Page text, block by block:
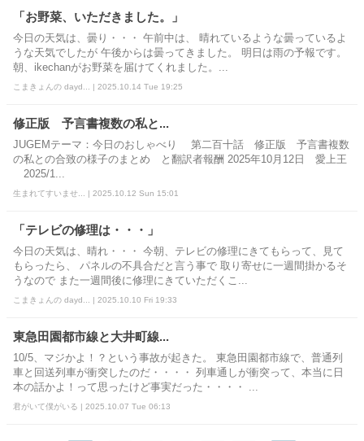
「お野菜、いただきました。」
今日の天気は、曇り・・・ 午前中は、 晴れているような曇っているよ
うな天気でしたが 午後からは曇ってきました。 明日は雨の予報です。
朝、ikechanがお野菜を届けてくれました。...
こまきょんの dayd... | 2025.10.14 Tue 19:25
修正版 予言書複数の私と...
JUGEMテーマ：今日のおしゃべり 第二百十話 修正版 予言書複数
の私との合致の様子のまとめ と翻訳者報酬 2025年10月12日 愛上王
2025/1...
生まれてすいませ... | 2025.10.12 Sun 15:01
「テレビの修理は・・・」
今日の天気は、晴れ・・・ 今朝、テレビの修理にきてもらって、見て
もらったら、 パネルの不具合だと言う事で 取り寄せに一週間掛かるそ
うなので また一週間後に修理にきていただくこ...
こまきょんの dayd... | 2025.10.10 Fri 19:33
東急田園都市線と大井町線...
10/5、マジかよ！？という事故が起きた。 東急田園都市線で、普通列
車と回送列車が衝突したのだ・・・・ 列車通しが衝突って、本当に日
本の話かよ！って思ったけど事実だった・・・・ ...
君がいて僕がいる | 2025.10.07 Tue 06:13